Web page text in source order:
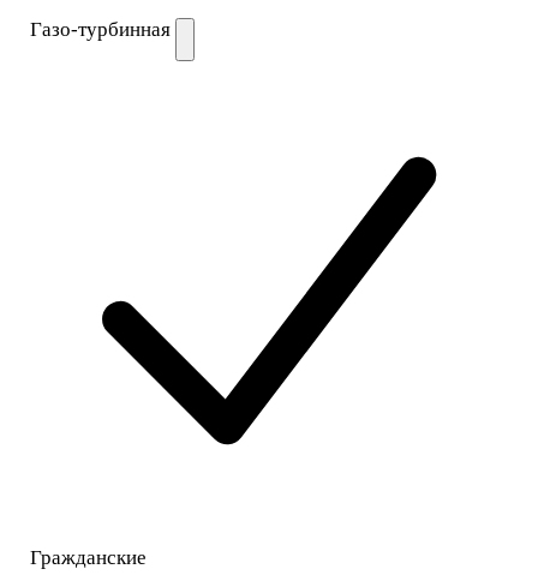
Газо-турбинная
Гражданские